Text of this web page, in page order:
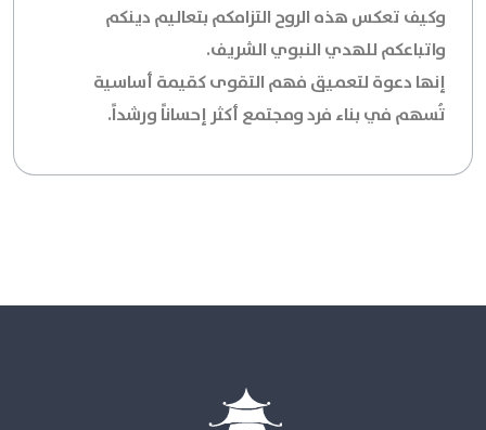
وكيف تعكس هذه الروح التزامكم بتعاليم دينكم
واتباعكم للهدي النبوي الشريف.
إنها دعوة لتعميق فهم التقوى كقيمة أساسية
تُسهم في بناء فرد ومجتمع أكثر إحساناً ورشداً.